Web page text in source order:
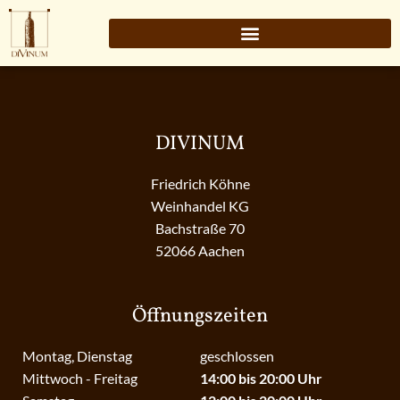
DIVINUM
Friedrich Köhne
Weinhandel KG
Bachstraße 70
52066 Aachen
Öffnungszeiten
Montag, Dienstag
Mittwoch - Freitag
geschlossen
14:00 bis 20:00 Uhr